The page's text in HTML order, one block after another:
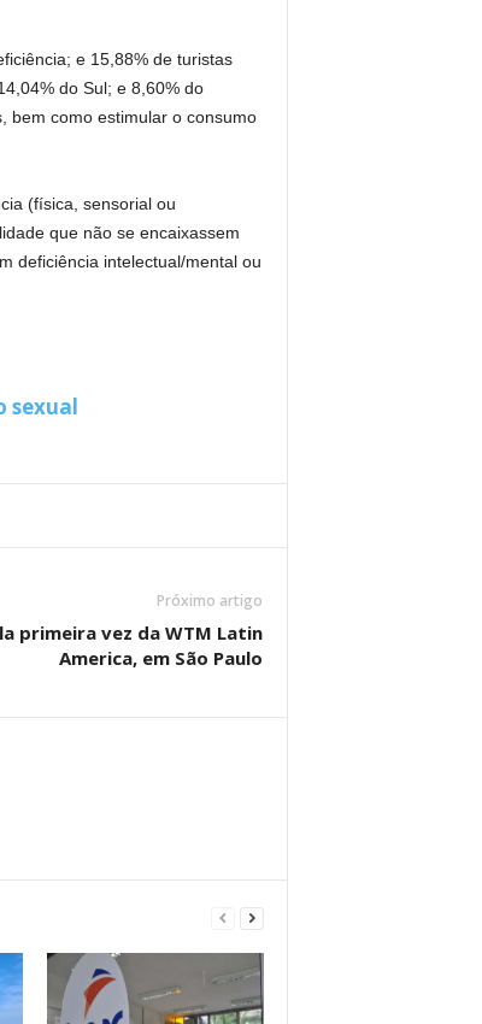
e 15,88% de turistas
do Sul; e 8,60% do
bem como estimular o consumo
(física, sensorial ou
que não se encaixassem
deficiência intelectual/mental ou
sexual
Próximo artigo
primeira vez da WTM Latin
America, em São Paulo